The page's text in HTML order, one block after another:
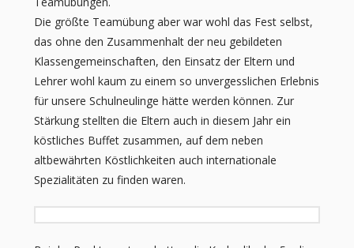
Die größte Teamübung aber war wohl das Fest selbst,
das ohne den Zusammenhalt der neu gebildeten
Klassengemeinschaften, den Einsatz der Eltern und
Lehrer wohl kaum zu einem so unvergesslichen Erlebnis
für unsere Schulneulinge hätte werden können. Zur
Stärkung stellten die Eltern auch in diesem Jahr ein
köstliches Buffet zusammen, auf dem neben
altbewährten Köstlichkeiten auch internationale
Spezialitäten zu finden waren.